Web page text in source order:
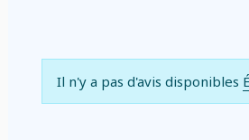
Il n'y a pas d'avis disponibles